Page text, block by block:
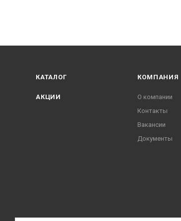
КАТАЛОГ
АКЦИИ
КОМПАНИЯ
О компании
Контакты
Вакансии
Документы